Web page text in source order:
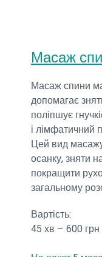
Масаж
Масаж спини
допомагає
поліпшує
і лімфатичний
Цей вид
осанку, зняти
покращити
загальному
Вартість:
45 хв – 600 грн